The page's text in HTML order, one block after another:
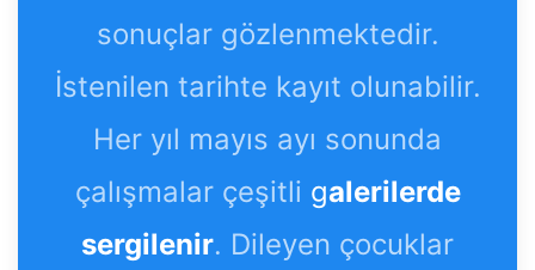
sonuçlar gözlenmektedir.
İstenilen tarihte kayıt olunabilir.
Her yıl mayıs ayı sonunda
çalışmalar çeşitli galerilerde
sergilenir. Dileyen çocuklar